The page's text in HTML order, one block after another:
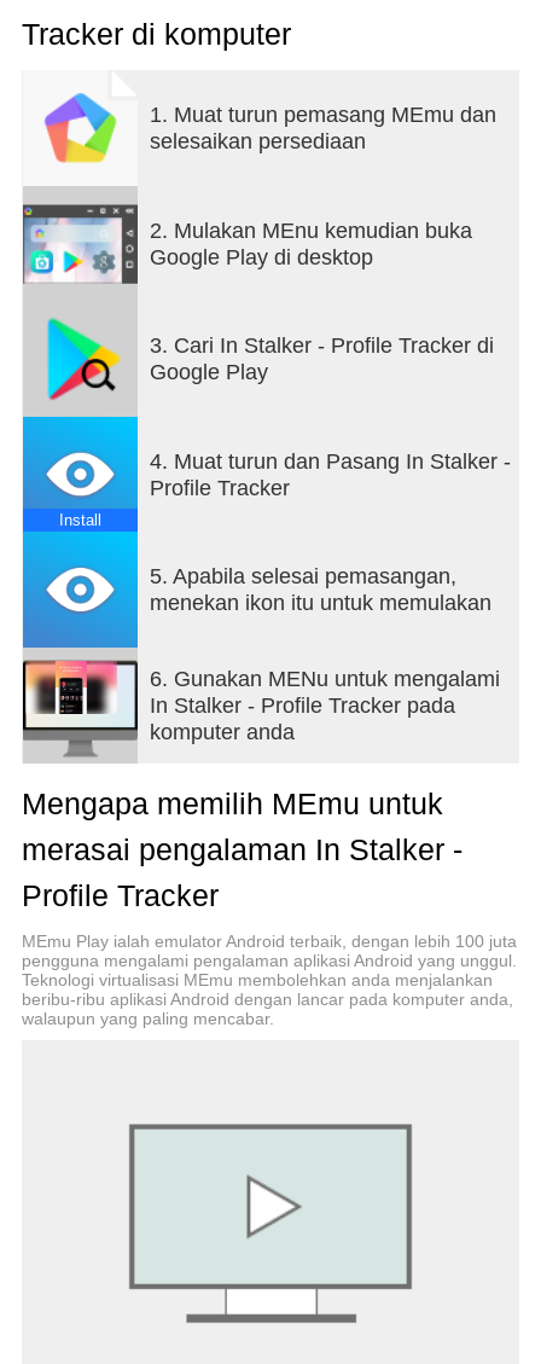
Tracker di komputer
1. Muat turun pemasang MEmu dan
selesaikan persediaan
2. Mulakan MEnu kemudian buka
Google Play di desktop
3. Cari In Stalker - Profile Tracker di
Google Play
Install
4. Muat turun dan Pasang In Stalker -
Profile Tracker
5. Apabila selesai pemasangan,
menekan ikon itu untuk memulakan
6. Gunakan MENu untuk mengalami
In Stalker - Profile Tracker pada
komputer anda
Mengapa memilih MEmu untuk
merasai pengalaman In Stalker -
Profile Tracker
MEmu Play ialah emulator Android terbaik, dengan lebih 100 juta
pengguna mengalami pengalaman aplikasi Android yang unggul.
Teknologi virtualisasi MEmu membolehkan anda menjalankan
beribu-ribu aplikasi Android dengan lancar pada komputer anda,
walaupun yang paling mencabar.